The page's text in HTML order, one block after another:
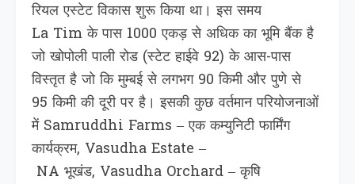
रियल एस्टेट विकास शुरू किया था। इस समय
La Tim के पास 1000 एकड़ से अधिक का भूमि बैंक है
जो खोपोली पाली रोड (स्टेट हाईवे 92) के आस-पास
विस्तृत है जो कि मुम्बई से लगभग 90 किमी और पुणे से
95 किमी की दूरी पर है। इसकी कुछ वर्तमान परियोजनाओं
में Samruddhi Farms – एक कम्युनिटी फार्मिंग
कार्यक्रम, Vasudha Estate –
NA भूखंड, Vasudha Orchard – कृषि